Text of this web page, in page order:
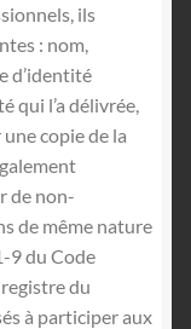
ils
: nom,
d’identité
qui l’a délivrée,
copie de la
de non-
de même nature
9 du Code
du
à participer aux